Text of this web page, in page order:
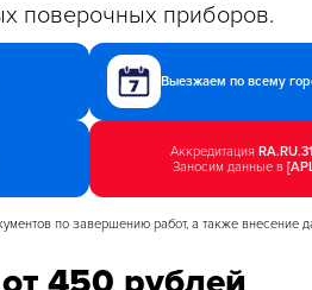
поверочных приборов.
Выезжаем по всему
Аккредитация
Заносим данные в
по завершению работ, а также внесение